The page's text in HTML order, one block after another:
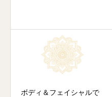
ボディ＆フェイシャルで